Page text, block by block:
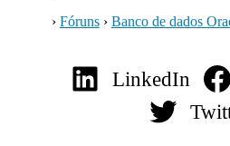
› Fóruns › Banco de dados
LinkedIn